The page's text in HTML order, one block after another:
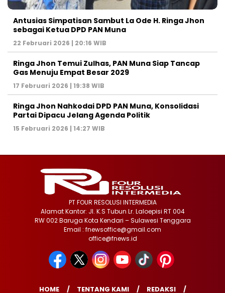
Antusias Simpatisan Sambut La Ode H. Ringa Jhon
sebagai Ketua DPD PAN Muna
22 Februari 2026 | 20:16 WIB
Ringa Jhon Temui Zulhas, PAN Muna Siap Tancap
Gas Menuju Empat Besar 2029
17 Februari 2026 | 19:38 WIB
Ringa Jhon Nahkodai DPD PAN Muna, Konsolidasi
Partai Dipacu Jelang Agenda Politik
15 Februari 2026 | 14:27 WIB
PT FOUR RESOLUSI INTERMEDIA
Alamat Kantor: Jl. K.S Tubun Lr. Laloepisi RT 004
RW 002 Baruga Kota Kendari – Sulawesi Tenggara
Email : fnewsoffice@gmail.com
office@fnews.id
HOME TENTANG KAMI REDAKSI